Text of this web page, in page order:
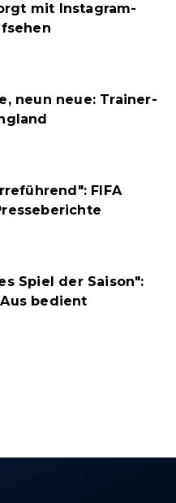
mit Instagram-
neun neue: Trainer-
FIFA
Spiel der Saison":
bedient